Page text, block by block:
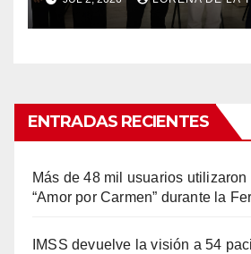
ENTRADAS RECIENTES
Más de 48 mil usuarios utilizaron
“Amor por Carmen” durante la
IMSS devuelve la visión a 54